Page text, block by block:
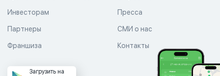
Пресса
СМИ о нас
Контакты
Инвесторам
Партнеры
Франшиза
Загрузить на